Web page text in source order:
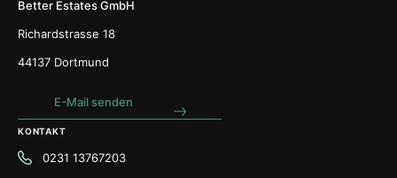
Better Estates GmbH
Richardstrasse 18
44137 Dortmund
E-Mail senden
KONTAKT
0231 13767203